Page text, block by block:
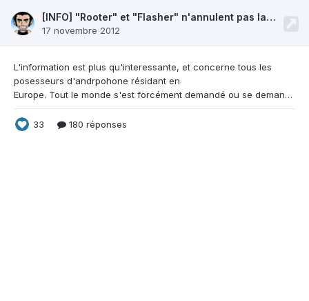
[INFO] "Rooter" et "Flasher" n'annulent pas la garantie
17 novembre 2012
L'information est plus qu'interessante, et concerne tous les
posesseurs d'andrpohone résidant en
Europe. Tout le monde s'est forcément demandé ou se demande encore si le root et le flash font sauter la "statutory warranty", ou la garantie constructeur légale. En bref : La FSFE (Free Software Foundation Europe) a conclu après analyse, que le fait de modifier et changer le logiciel système de son smartphone dans le but d'utiliser une ROM personnalisée, ne sont pas des raisons suffisantes pour q
33 180 réponses